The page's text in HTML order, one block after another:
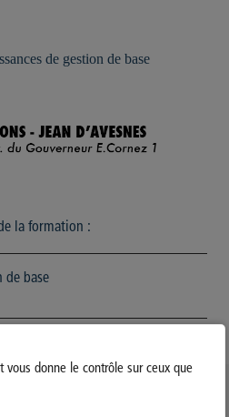
vous donne le contrôle sur ceux que
de gestion de base
la formation :
de base